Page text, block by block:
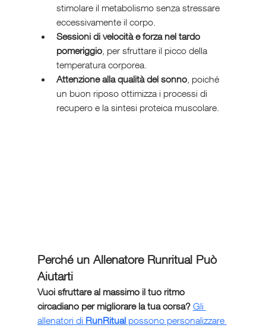
stimolare il metabolismo senza stressare
eccessivamente il corpo.
Sessioni di velocità e forza nel tardo
pomeriggio, per sfruttare il picco della
temperatura corporea.
Attenzione alla qualità del sonno, poiché
un buon riposo ottimizza i processi di
recupero e la sintesi proteica muscolare.
Perché un Allenatore Runritual Può
Aiutarti
Vuoi sfruttare al massimo il tuo ritmo
circadiano per migliorare la tua corsa? Gli
allenatori di RunRitual possono personalizzare